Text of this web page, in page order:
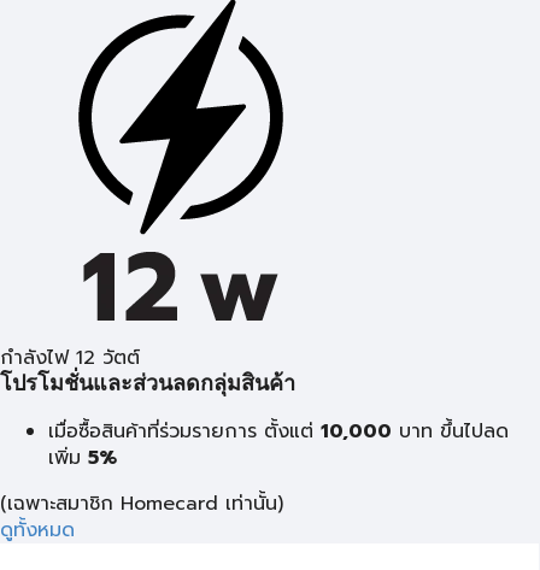
กำลังไฟ 12 วัตต์
โปรโมชั่นและส่วนลดกลุ่มสินค้า
เมื่อซื้อสินค้าที่ร่วมรายการ ตั้งแต่ 10,000 บาท ขึ้นไปลด
เพิ่ม 5%
(เฉพาะสมาชิก Homecard เท่านั้น)
ดูทั้งหมด